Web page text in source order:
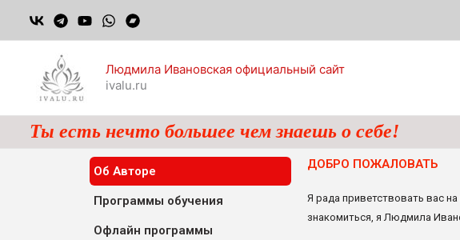
Людмила Ивановская официальный сайт
ivalu.ru
Ты есть нечто большее чем знаешь о себе!
Об Авторе
Программы обучения
Офлайн программы
ДОБРО ПОЖАЛОВАТЬ
Я рада приветствовать вас
знакомиться, я Людмила